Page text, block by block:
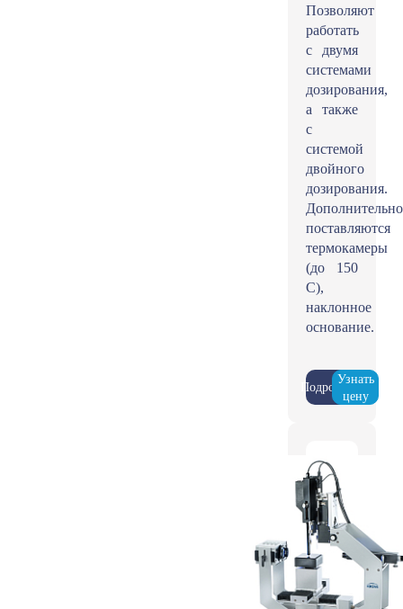
Позволяют
работать
с двумя
системами
дозирования,
а также
с
системой
двойного
дозирования.
Дополнительно
поставляются
термокамеры
(до 150
С),
наклонное
основание.
Подробнее
Узнать
цену